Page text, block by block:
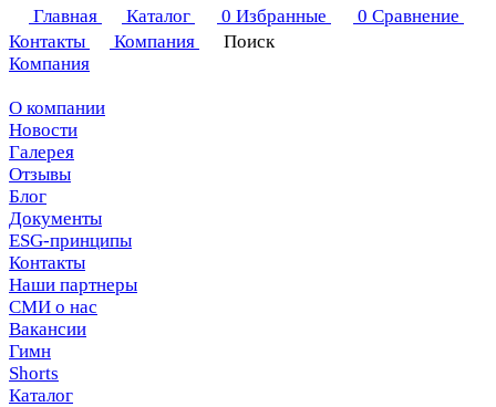
Главная
Каталог 0 Избранные 0 Сравнение
Контакты
Компания
Поиск
Компания
О компании
Новости
Галерея
Отзывы
Блог
Документы
ESG-принципы
Контакты
Наши партнеры
СМИ о нас
Вакансии
Гимн
Shorts
Каталог